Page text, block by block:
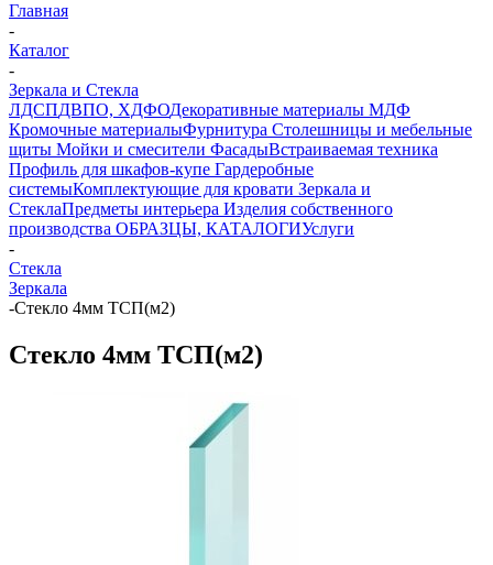
Главная
-
Каталог
-
Зеркала и Стекла
ЛДСПДВПО, ХДФОДекоративные материалы МДФ
Кромочные материалыФурнитура Столешницы и мебельные
щиты Мойки и смесители ФасадыВстраиваемая техника
Профиль для шкафов-купе Гардеробные
системыКомплектующие для кровати Зеркала и
СтеклаПредметы интерьера Изделия собственного
производства ОБРАЗЦЫ, КАТАЛОГИУслуги
-
Стекла
Зеркала
-Стекло 4мм ТСП(м2)
Стекло 4мм ТСП(м2)